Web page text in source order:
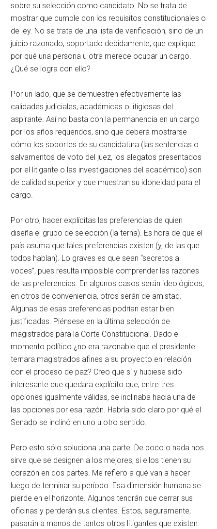
sobre su selección como candidato. No se trata de
mostrar que cumple con los requisitos constitucionales o
de ley. No se trata de una lista de verificación, sino de un
juicio razonado, soportado debidamente, que explique
por qué una persona u otra merece ocupar un cargo.
¿Qué se logra con ello?
Por un lado, que se demuestren efectivamente las
calidades judiciales, académicas o litigiosas del
aspirante. Así no basta con la permanencia en un cargo
por los años requeridos, sino que deberá mostrarse
cómo los soportes de su candidatura (las sentencias o
salvamentos de voto del juez, los alegatos presentados
por el litigante o las investigaciones del académico) son
de calidad superior y que muestran su idoneidad para el
cargo.
Por otro, hacer explícitas las preferencias de quien
diseña el grupo de selección (la terna). Es hora de que el
país asuma que tales preferencias existen (y, de las que
todos hablan). Lo graves es que sean “secretos a
voces”, pues resulta imposible comprender las razones
de las preferencias. En algunos casos serán ideológicos,
en otros de conveniencia, otros serán de amistad.
Algunas de esas preferencias podrían estar bien
justificadas. Piénsese en la última selección de
magistrados para la Corte Constitucional. Dado el
momento político ¿no era razonable que el presidente
ternara magistrados afines a su proyecto en relación
con el proceso de paz? Creo que sí y hubiese sido
interesante que quedara explícito que, entre tres
opciones igualmente válidas, se inclinaba hacia una de
las opciones por esa razón. Habría sido claro por qué el
Senado se inclinó en uno u otro sentido.
Pero esto sólo soluciona una parte. De poco o nada nos
sirve que se designen a los mejores, si ellos tienen su
corazón en dos partes. Me refiero a qué van a hacer
luego de terminar su período. Esa dimensión humana se
pierde en el horizonte. Algunos tendrán que cerrar sus
oficinas y perderán sus clientes. Estos, seguramente,
pasarán a manos de tantos otros litigantes que existen.